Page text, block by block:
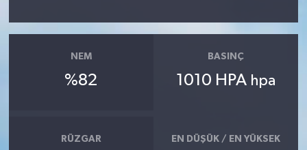
NEM
%82
BASINÇ
1010 HPA hpa
RÜZGAR EN DÜŞÜK / EN YÜKSEK